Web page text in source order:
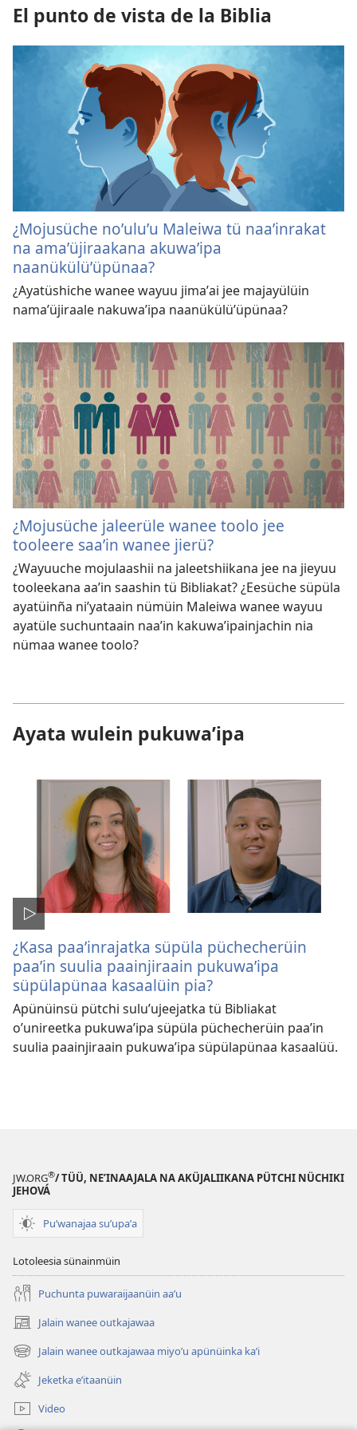
El punto de vista de la Biblia
¿Mojusüche noʼuluʼu Maleiwa tü naaʼinrakat
na amaʼüjiraakana akuwaʼipa
naanükülüʼüpünaa?
¿Ayatüshiche wanee wayuu jimaʼai jee majayülüin
namaʼüjiraale nakuwaʼipa naanükülüʼüpünaa?
¿Mojusüche jaleerüle wanee toolo jee
tooleere saaʼin wanee jierü?
¿Wayuuche mojulaashii na jaleetshiikana jee na jieyuu
tooleekana aaʼin saashin tü Bibliakat? ¿Eesüche süpüla
ayatüinña niʼyataain nümüin Maleiwa wanee wayuu
ayatüle suchuntaain naaʼin kakuwaʼipainjachin nia
nümaa wanee toolo?
Ayata wulein pukuwaʼipa
¿Kasa paaʼinrajatka süpüla püchecherüin
paaʼin suulia paainjiraain pukuwaʼipa
süpülapünaa kasaalüin pia?
Apünüinsü pütchi suluʼujeejatka tü Bibliakat
oʼunireetka pukuwaʼipa süpüla püchecherüin paaʼin
suulia paainjiraain pukuwaʼipa süpülapünaa kasaalüü.
JW.ORG®/ TÜÜ, NEʼINAAJALA NA AKÜJALIIKANA PÜTCHI NÜCHIKI
JEHOVÁ
Puʼwanajaa suʼupaʼa
Lotoleesia sünainmüin
Puchunta puwaraijaanüin aaʼu
Jalain wanee outkajawaa
(abre
una
nueva
ventana)
Jalain wanee outkajawaa miyoʼu apünüinka kaʼi
(abre
una
nueva
ventana)
Jeketka eʼitaanüin
Video